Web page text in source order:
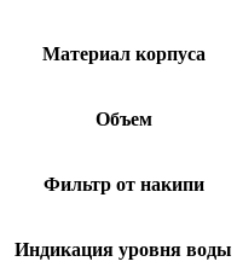
Материал корпуса
Объем
Фильтр от накипи
Индикация уровня воды